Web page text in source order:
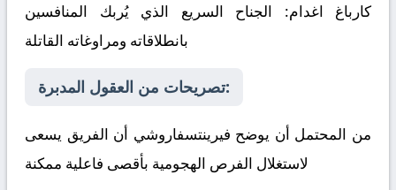
كارباغ اغدام: الجناح السريع الذي يُربك المنافسين
بانطلاقاته ومراوغاته القاتلة
تصريحات من العقول المدبرة:
من المحتمل أن يوضح فيرينتسفاروشي أن الفريق يسعى
لاستغلال الفرص الهجومية بأقصى فاعلية ممكنة